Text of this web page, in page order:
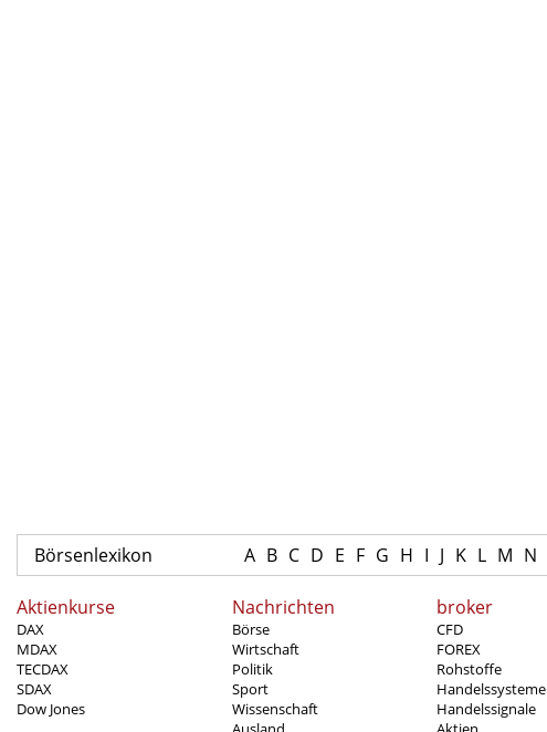
Börsenlexikon A B C D E F G H I J K L M N
Aktienkurse
DAX
MDAX
TECDAX
SDAX
Dow Jones
Nachrichten
Börse
Wirtschaft
Politik
Sport
Wissenschaft
broker
CFD
FOREX
Rohstoffe
Handelssysteme
Handelssignale